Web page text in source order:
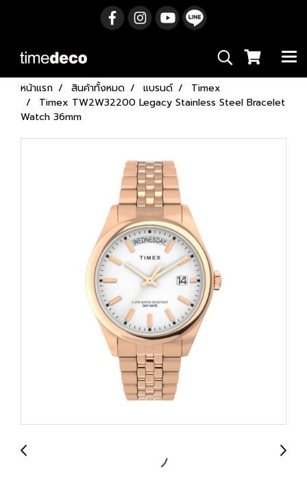
หน้าแรก สินค้าทั้งหมด แบรนด์
Timex
Timex TW2W32200 Legacy Stainless Steel Bracelet
Watch 36mm